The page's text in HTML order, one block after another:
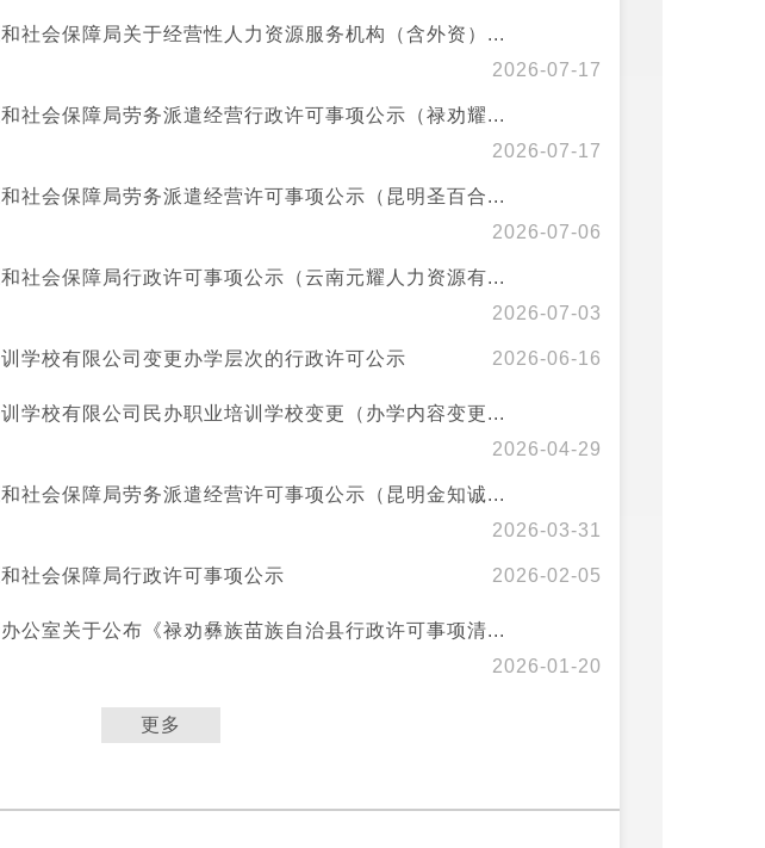
社会保障局关于经营性人力资源服务机构（含外资）...
2026-07-17
社会保障局劳务派遣经营行政许可事项公示（禄劝耀...
2026-07-17
社会保障局劳务派遣经营许可事项公示（昆明圣百合...
2026-07-06
社会保障局行政许可事项公示（云南元耀人力资源有...
2026-07-03
学校有限公司变更办学层次的行政许可公示 2026-06-16
学校有限公司民办职业培训学校变更（办学内容变更...
2026-04-29
社会保障局劳务派遣经营许可事项公示（昆明金知诚...
2026-03-31
社会保障局行政许可事项公示 2026-02-05
公室关于公布《禄劝彝族苗族自治县行政许可事项清...
2026-01-20
更多